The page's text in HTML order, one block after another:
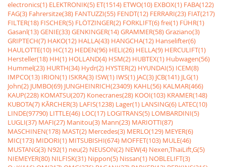
electronics(1) ELEKTRONIK(5) ET(1514) ETWO(10) EXBOX(1) FABA(122)
FAG(3) Fahrersitze(38) FANTUZZI(55) FENDT(12) FERRARI(23) FIAT(217)
FILTER(18) FISCHER(5) FLÖTZINGER(2) FORKLIFT(6)frei(1) FÜHR(1)
Gasanl(13)GENIE(33)GENKINGER(14)GRAMMER(58)Graziano(3)
GRIPTECH(7) HAKO(12) HALLA(43) HANGCHA(12) Hanselifter(6)
HAULOTTE(10) HC(12) HEDEN(96) HELI(26) HELLA(9) HERCULIFT(1)
Hersteller(18) HH(1) HOLLAND(4) HSM(2) HUBTEX(1) Hubwagen(56)
Hummel(23) HURTH(34) Hydr(2) HYSTER(2) HYUNDAI(5) ICEM(8)
IMPCO(13) IRION(1) ISKRA(3) ISW(1) IWS(1) JAC(3) JCB(141) JLG(1)
John(2) JUMBO(69) JUNGHEINRICH(23409) KAHL(56) KALMAR(466)
KAUP(228) KOMATSU(207) Konecranes(28) KOOI(103) KRAMER(148)
KUBOTA(7) KÃRCHER(3) LAFIS(1238) Lager(1) LANSING(6) LATEC(10)
LINDE(97790) LITTLE(46) LOC(17) LOGITRANS(5) LOMBARDINI(5)
LUGLI(37) MAFI(27) Manitou(3) Mann(23) MARIOTTI(87)
MASCHINEN(178) MAST(2) Mercedes(3) MERLO(129) MEYER(6)
MIC(173) MIDORI(1) MITSUBISHI(674) MOFFET(103) MULE(46)
MUSTANG(3) N92(1) neu(2) NEUSON(2) NEW(4) Nexen,ThaiLift,G(5)
NIEMEYER(80) NILFISK(31) Nippon(5) Nissan(1) NOBLELIFT(3)